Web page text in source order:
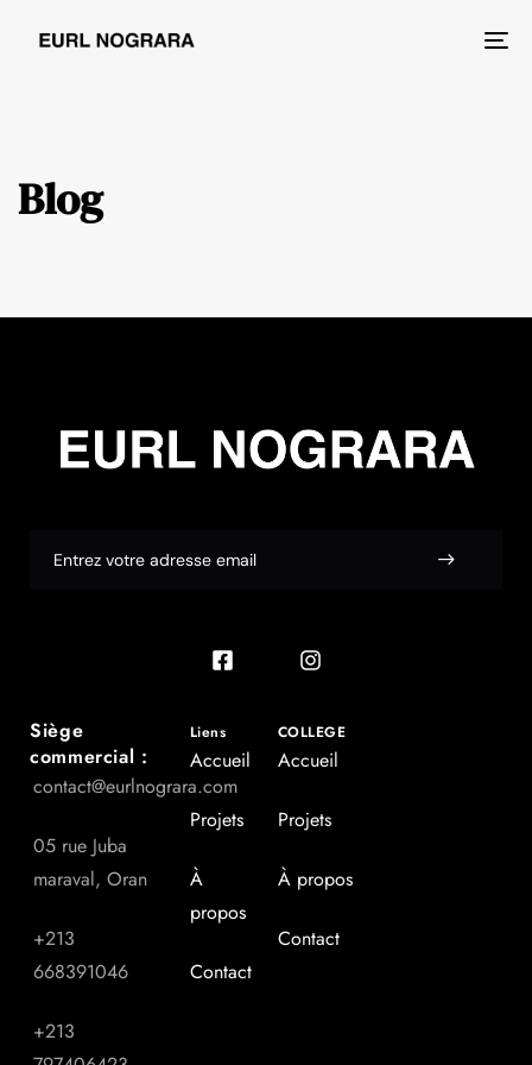
Blog
Liens
Accueil
Projets
À
propos
Contact
COLLEGE
Accueil
Projets
À propos
Contact
Siège
commercial :
contact@eurlnograra.com
05 rue Juba
maraval, Oran
+213
668391046
+213